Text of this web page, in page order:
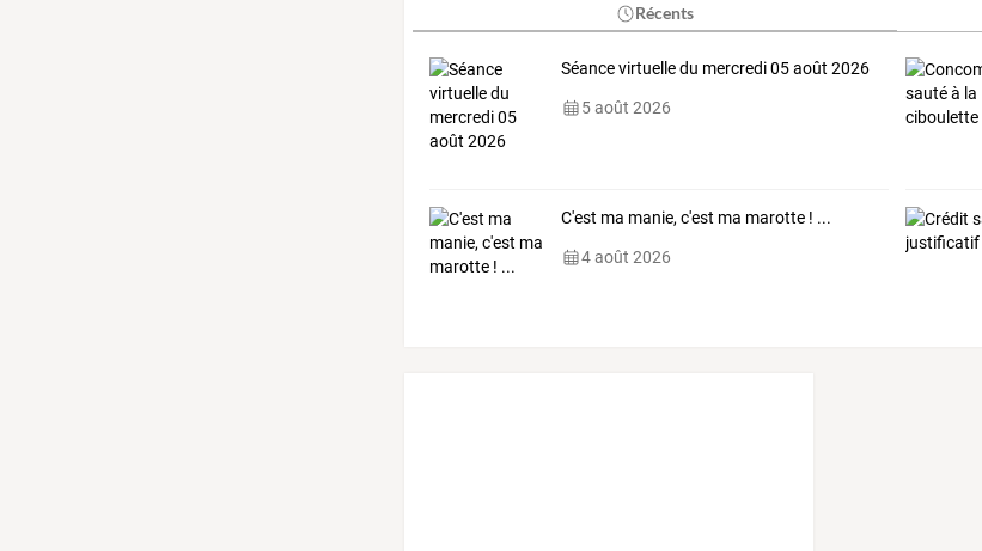
Récents
Séance virtuelle du mercredi 05 août 2026
5 août 2026
C'est ma manie, c'est ma marotte ! ...
4 août 2026